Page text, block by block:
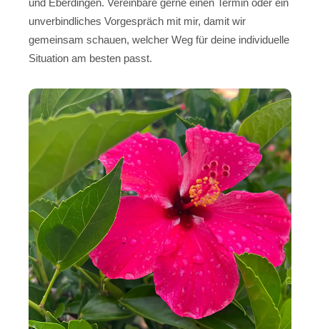
und Eberdingen. Vereinbare gerne einen Termin oder ein
unverbindliches Vorgespräch mit mir, damit wir
gemeinsam schauen, welcher Weg für deine individuelle
Situation am besten passt.